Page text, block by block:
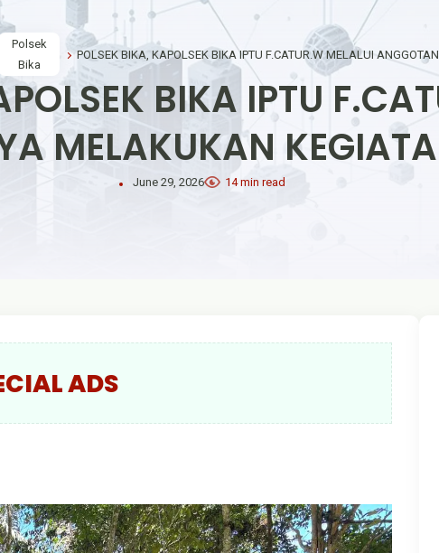
Polsek
Bika
BIKA IPTU
MELAKUKAN
June 29, 2026 14 min read
ADS